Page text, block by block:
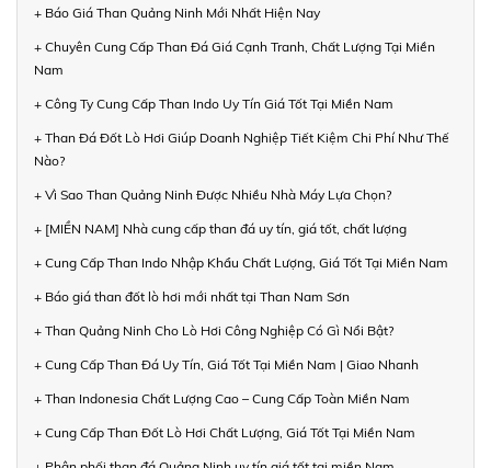
+ Báo Giá Than Quảng Ninh Mới Nhất Hiện Nay
+ Chuyên Cung Cấp Than Đá Giá Cạnh Tranh, Chất Lượng Tại Miền
Nam
+ Công Ty Cung Cấp Than Indo Uy Tín Giá Tốt Tại Miền Nam
+ Than Đá Đốt Lò Hơi Giúp Doanh Nghiệp Tiết Kiệm Chi Phí Như Thế
Nào?
+ Vì Sao Than Quảng Ninh Được Nhiều Nhà Máy Lựa Chọn?
+ [MIỀN NAM] Nhà cung cấp than đá uy tín, giá tốt, chất lượng
+ Cung Cấp Than Indo Nhập Khẩu Chất Lượng, Giá Tốt Tại Miền Nam
+ Báo giá than đốt lò hơi mới nhất tại Than Nam Sơn
+ Than Quảng Ninh Cho Lò Hơi Công Nghiệp Có Gì Nổi Bật?
+ Cung Cấp Than Đá Uy Tín, Giá Tốt Tại Miền Nam | Giao Nhanh
+ Than Indonesia Chất Lượng Cao – Cung Cấp Toàn Miền Nam
+ Cung Cấp Than Đốt Lò Hơi Chất Lượng, Giá Tốt Tại Miền Nam